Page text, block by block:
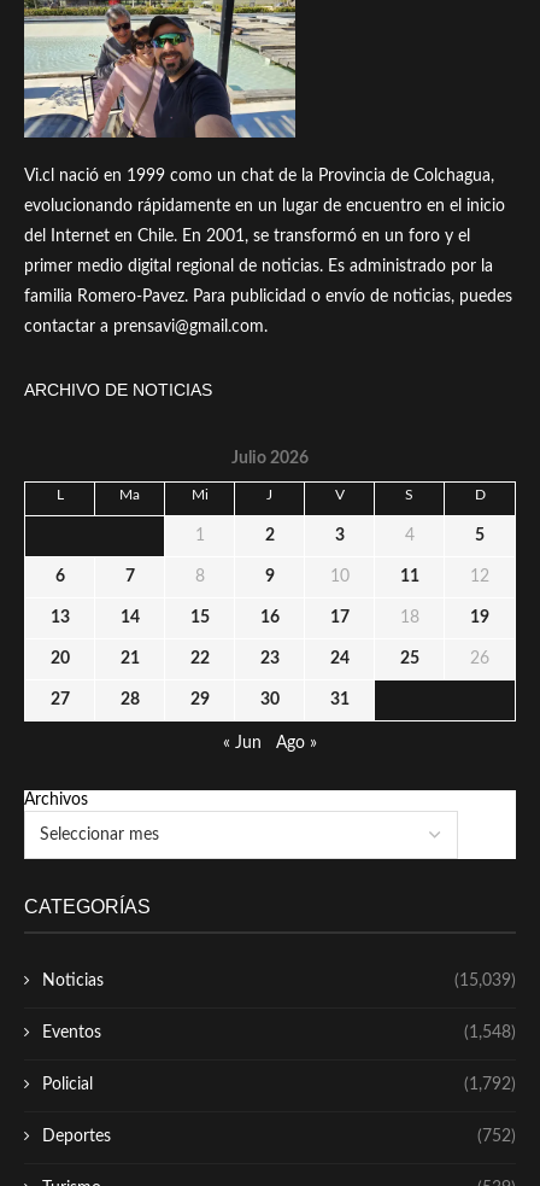
Vi.cl nació en 1999 como un chat de la Provincia de Colchagua,
evolucionando rápidamente en un lugar de encuentro en el inicio
del Internet en Chile. En 2001, se transformó en un foro y el
primer medio digital regional de noticias. Es administrado por la
familia Romero-Pavez. Para publicidad o envío de noticias, puedes
contactar a prensavi@gmail.com.
ARCHIVO DE NOTICIAS
Julio 2026
L Ma Mi J V S D
1 2 3 4 5
6 7 8 9 10 11 12
13 14 15 16 17 18 19
20 21 22 23 24 25 26
27 28 29 30 31
« Jun Ago »
Archivos
CATEGORÍAS
Noticias (15,039)
Eventos (1,548)
Policial (1,792)
Deportes (752)